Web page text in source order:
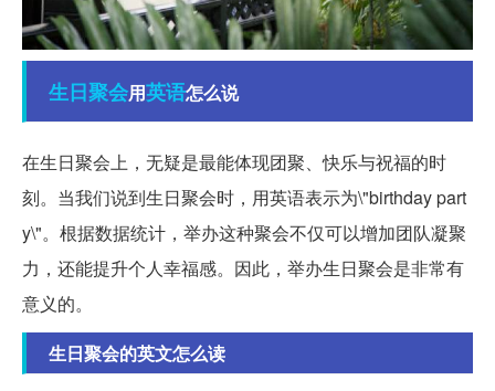
生日聚会用英语怎么说
在生日聚会上，无疑是最能体现团聚、快乐与祝福的时
刻。当我们说到生日聚会时，用英语表示为\"birthday part
y\"。根据数据统计，举办这种聚会不仅可以增加团队凝聚
力，还能提升个人幸福感。因此，举办生日聚会是非常有
意义的。
生日聚会的英文怎么读